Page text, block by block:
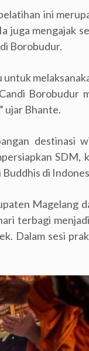
ini
juga mengajak
Borobudur.
untuk
Borobudur
ujar Bhante.
destinasi
SDM,
di
Magelang
terbagi
Dalam sesi